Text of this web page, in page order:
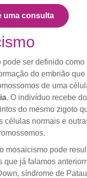
uma consulta
pode ser definido como
do embrião
de uma
. O indivíduo recebe
do mesmo zigoto
células normais e
mosaicismo pode
que já falamos
síndrome de